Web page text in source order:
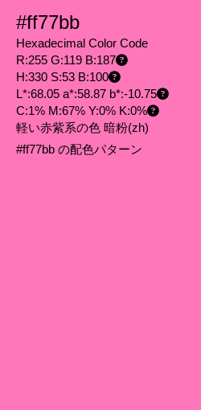
#ff77bb
Hexadecimal Color Code
R:255 G:119 B:187
H:330 S:53 B:100
L*:68.05 a*:58.87 b*:-10.75
C:1% M:67% Y:0% K:0%
軽い赤紫系の色 暗粉(zh)
#ff77bb の配色パターン